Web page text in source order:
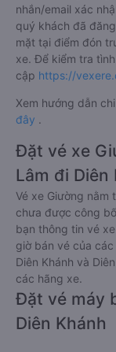
nhắn/email xác
quý khách đã
mặt tại điểm đón
xe. Để kiểm tra
cập https://
Xem hướng dẫn
đây .
Đặt vé xe
Lâm đi Diên
Vé xe Giường nằm
chưa được công
bạn thông tin vé
giờ bán vé của
Diên Khánh và
các hãng xe.
Đặt vé máy
Diên Khánh